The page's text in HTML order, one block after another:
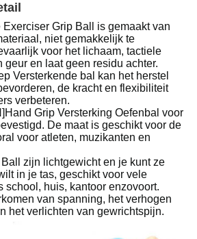
Grip Ball is gemaakt van
niet gemakkelijk te
voor het lichaam, tactiele
geur en laat geen residu achter.
Versterkende bal kan het herstel
de kracht en flexibiliteit
verbeteren.
Grip Versterking Oefenbal voor
De maat is geschikt voor de
voor atleten, muzikanten en
zijn lichtgewicht en je kunt ze
in je tas, geschikt voor vele
school, huis, kantoor enzovoort.
van spanning, het verhogen
het verlichten van gewrichtspijn.